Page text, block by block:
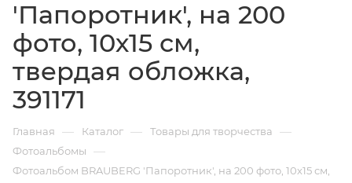
'Папоротник', на 200
фото, 10х15 см,
твердая обложка,
391171
Главная — Каталог — Товары для творчества —
Фотоальбомы —
Фотоальбом BRAUBERG 'Папоротник', на 200 фото, 10х15 см,